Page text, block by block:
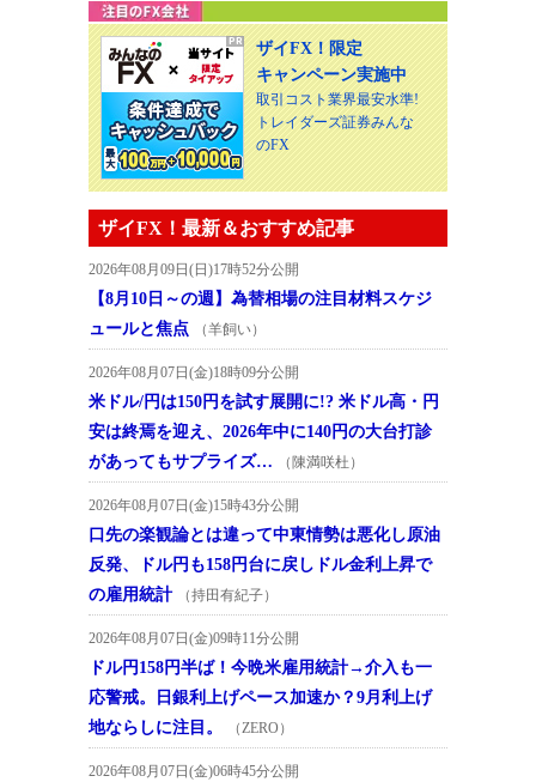
ザイFX！限定
キャンペーン実施中
取引コスト業界最安水準!
トレイダーズ証券みんな
のFX
ザイFX！最新＆おすすめ記事
2026年08月09日(日)17時52分公開
【8月10日～の週】為替相場の注目材料スケジ
ュールと焦点
（羊飼い）
2026年08月07日(金)18時09分公開
米ドル/円は150円を試す展開に!? 米ドル高・円
安は終焉を迎え、2026年中に140円の大台打診
があってもサプライズ…
（陳満咲杜）
2026年08月07日(金)15時43分公開
口先の楽観論とは違って中東情勢は悪化し原油
反発、ドル円も158円台に戻しドル金利上昇で
の雇用統計
（持田有紀子）
2026年08月07日(金)09時11分公開
ドル円158円半ば！今晩米雇用統計→介入も一
応警戒。日銀利上げペース加速か？9月利上げ
地ならしに注目。
（ZERO）
2026年08月07日(金)06時45分公開